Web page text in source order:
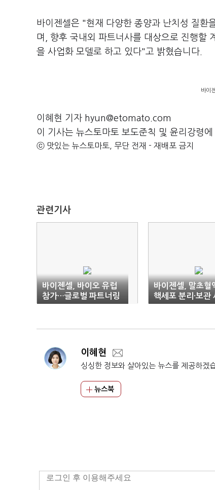
바이젠셀은 "현재 다양한 종양과 난치성 질환
며, 향후 국내외 파트너사를 대상으로 진행할
을 사업화 모델로 하고 있다"고 밝혔습니다.
바이
이혜현 기자 hyun@etomato.com
이 기사는 뉴스토마토 보도준칙 및 윤리강령
ⓒ 맛있는 뉴스토마토, 무단 전재 - 재배포 금지
관련기사
바이젠셀, 바이오 유럽
참가…글로벌 파트너링
모색
바이젠셀, 말초혈
핵세포 분리·보관
템 국책사업 참여
이혜현
싱싱한 정보와 살아있는 뉴스를 제공하겠
뉴스북